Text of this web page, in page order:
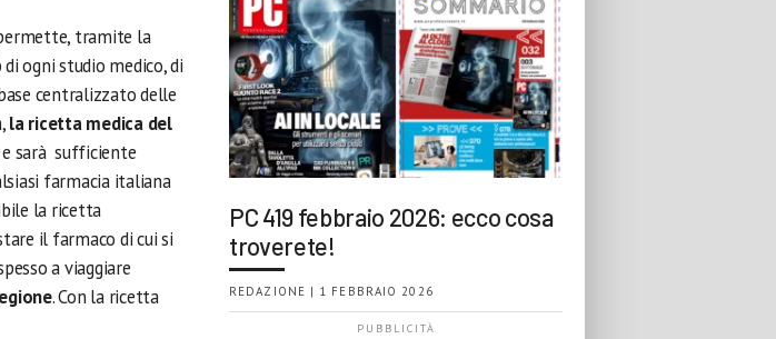
tramite la
ogni studio medico, di
centralizzato delle
la ricetta medica del
sarà sufficiente
farmacia italiana
la ricetta
il farmaco di cui si
a viaggiare
. Con la ricetta
PC 419 febbraio 2026: ecco cosa
troverete!
REDAZIONE | 1 FEBBRAIO 2026